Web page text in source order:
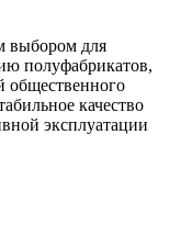
выбором для
полуфабрикатов,
общественного
качество
эксплуатации